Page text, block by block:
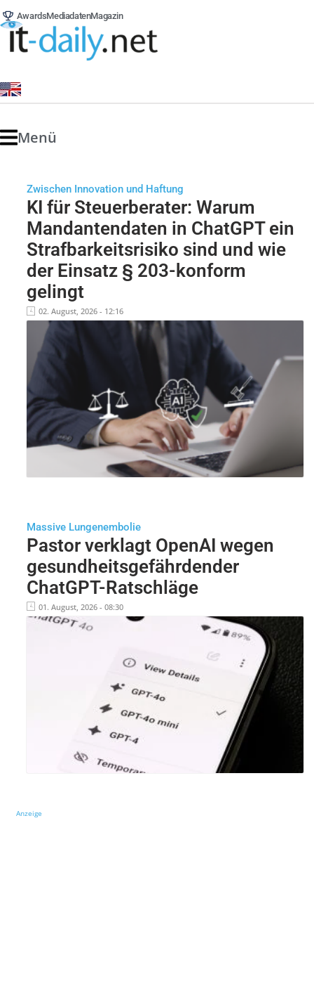
AwardsMediadatenMagazin
Menü
Zwischen Innovation und Haftung
KI für Steuerberater: Warum
Mandantendaten in ChatGPT ein
Strafbarkeitsrisiko sind und wie
der Einsatz § 203-konform
gelingt
02. August, 2026 - 12:16
Massive Lungenembolie
Pastor verklagt OpenAI wegen
gesundheitsgefährdender
ChatGPT-Ratschläge
01. August, 2026 - 08:30
Anzeige